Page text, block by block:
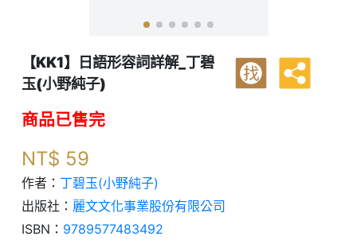
【KK1】日語形容詞詳解_丁碧
玉(小野純子)
找
商品已售完
NT$ 59
作者： 丁碧玉(小野純子)
出版社： 麗文文化事業股份有限公司
ISBN： 9789577483492